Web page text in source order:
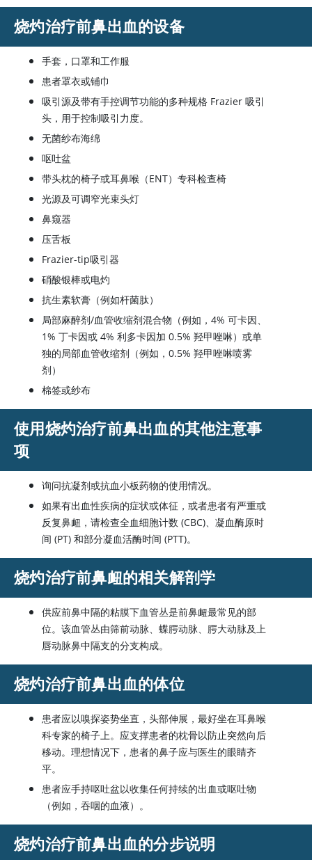
烧灼治疗前鼻出血的设备
手套，口罩和工作服
患者罩衣或铺巾
吸引源及带有手控调节功能的多种规格 Frazier 吸引
头，用于控制吸引力度。
无菌纱布海绵
呕吐盆
带头枕的椅子或耳鼻喉（ENT）专科检查椅
光源及可调窄光束头灯
鼻窥器
压舌板
Frazier-tip吸引器
硝酸银棒或电灼
抗生素软膏（例如杆菌肽）
局部麻醉剂/血管收缩剂混合物（例如，4% 可卡因、
1% 丁卡因或 4% 利多卡因加 0.5% 羟甲唑啉）或单
独的局部血管收缩剂（例如，0.5% 羟甲唑啉喷雾
剂）
棉签或纱布
使用烧灼治疗前鼻出血的其他注意事
项
询问抗凝剂或抗血小板药物的使用情况。
如果有出血性疾病的症状或体征，或者患者有严重或
反复鼻衄，请检查全血细胞计数 (CBC)、凝血酶原时
间 (PT) 和部分凝血活酶时间 (PTT)。
烧灼治疗前鼻衄的相关解剖学
供应前鼻中隔的粘膜下血管丛是前鼻衄最常见的部
位。该血管丛由筛前动脉、蝶腭动脉、腭大动脉及上
唇动脉鼻中隔支的分支构成。
烧灼治疗前鼻出血的体位
患者应以嗅探姿势坐直，头部伸展，最好坐在耳鼻喉
科专家的椅子上。应支撑患者的枕骨以防止突然向后
移动。理想情况下，患者的鼻子应与医生的眼睛齐
平。
患者应手持呕吐盆以收集任何持续的出血或呕吐物
（例如，吞咽的血液）。
烧灼治疗前鼻出血的分步说明